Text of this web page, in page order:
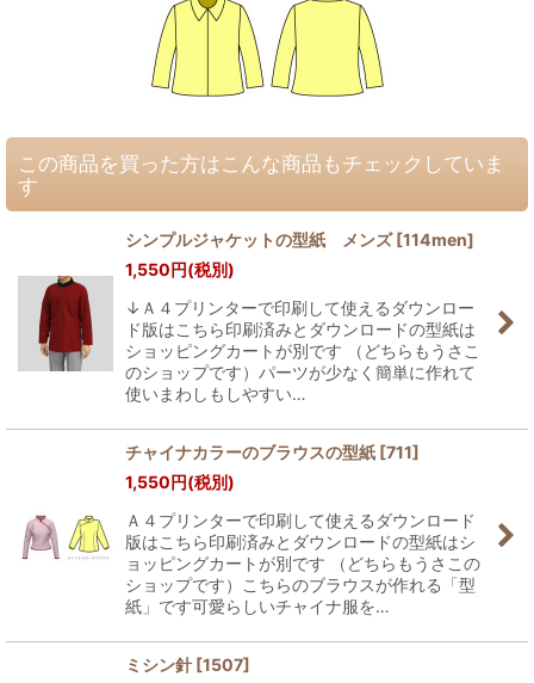
この商品を買った方はこんな商品もチェックしていま
す
シンプルジャケットの型紙 メンズ [114men]
1,550円(税別)
↓Ａ４プリンターで印刷して使えるダウンロー
ド版はこちら印刷済みとダウンロードの型紙は
ショッピングカートが別です （どちらもうさこ
のショップです）パーツが少なく簡単に作れて
使いまわしもしやすい…
チャイナカラーのブラウスの型紙 [711]
1,550円(税別)
Ａ４プリンターで印刷して使えるダウンロード
版はこちら印刷済みとダウンロードの型紙はシ
ョッピングカートが別です （どちらもうさこの
ショップです）こちらのブラウスが作れる「型
紙」です可愛らしいチャイナ服を…
ミシン針 [1507]